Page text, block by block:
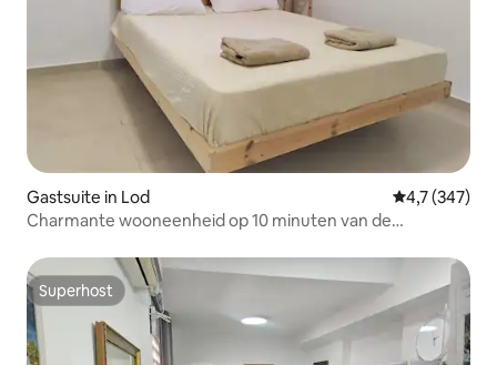
Gastsuite in Lod Gemiddelde
4,7 (347)
Charmante wooneenheid op 10 minuten van de
Superhost
Superhost